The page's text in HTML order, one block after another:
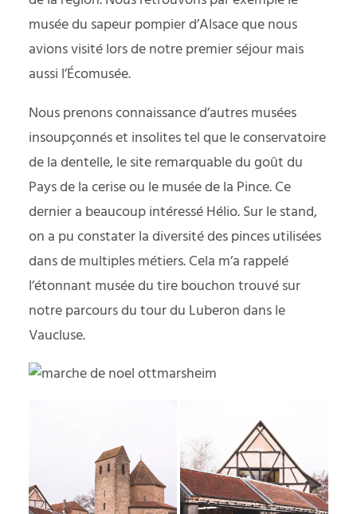
musée du sapeur pompier d’Alsace que nous
avions visité lors de notre premier séjourmais
aussi l’Écomusée.
Nous prenons connaissance d’autres musées
insoupçonnés et insolites tel que le conservatoire
de la dentelle, le site remarquable du goût du
Pays de la cerise ou le musée de la Pince. Ce
dernier a beaucoup intéressé Hélio. Sur le stand,
on a pu constater la diversité des pinces utilisées
dans de multiples métiers. Cela m’a rappelé
l’étonnant musée du tire bouchon trouvé sur
notre parcours dutour du Luberondans le
Vaucluse.